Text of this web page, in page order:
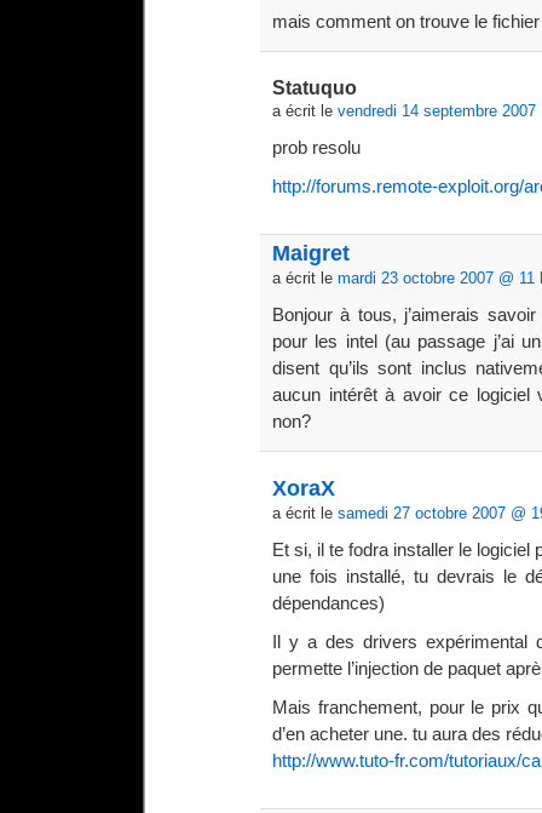
mais comment on trouve le
Statuquo
a écrit le vendredi 14 septembre 2007
prob resolu
http://forums.remote-exploit.org/
Maigret
a écrit le mardi 23 octobre 2007 @ 11
Bonjour à tous, j’aimerais
pour les intel (au passage j’ai
disent qu’ils sont inclus
aucun intérêt à avoir ce logiciel
non?
XoraX
a écrit le samedi 27 octobre 2007 @
Et si, il te fodra installer le
une fois installé, tu devrais le
dépendances)
Il y a des drivers
permette l’injection de paquet
Mais franchement, pour le prix
d’en acheter une. tu aura des
http://www.tuto-fr.com/tutoriaux/